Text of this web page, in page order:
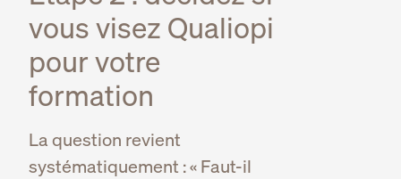
vous visez Qualiopi
pour votre
formation
La question revient
systématiquement : « Faut-il